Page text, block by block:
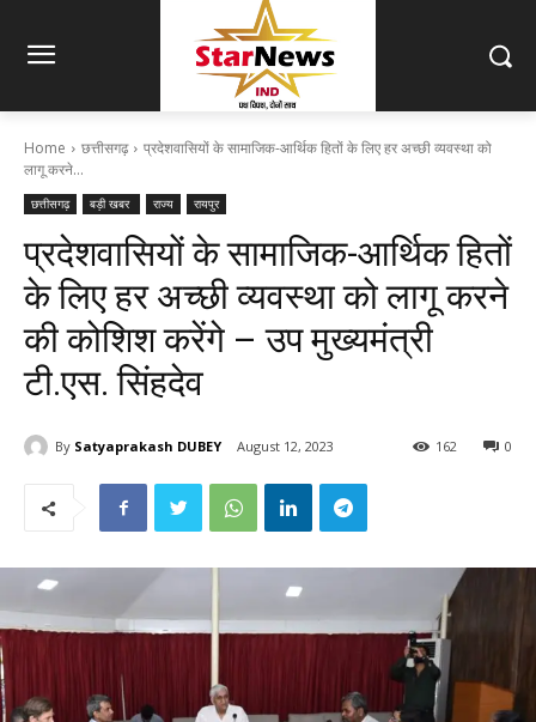
Home छत्तीसगढ़
प्रदेशवासियों के सामाजिक-आर्थिक हितों के लिए हर अच्छी व्यवस्था को
लागू करने...
छत्तीसगढ़ बड़ी खबर राज्य रायपुर
प्रदेशवासियों के सामाजिक-आर्थिक हितों
के लिए हर अच्छी व्यवस्था को लागू करने
की कोशिश करेंगे – उप मुख्यमंत्री
टी.एस. सिंहदेव
By Satyaprakash DUBEY August 12, 2023 0
162